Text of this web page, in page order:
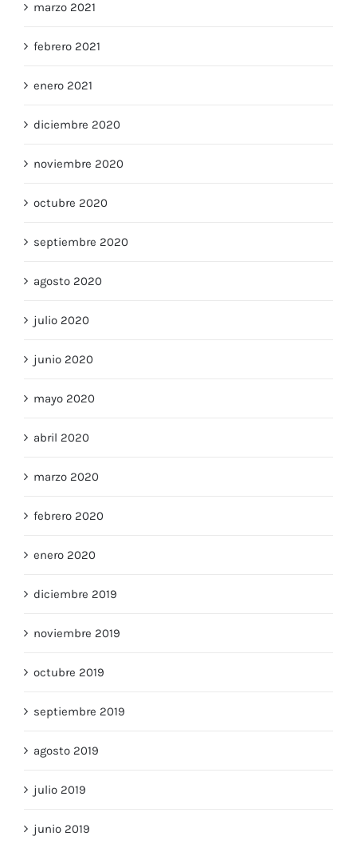
marzo 2021
febrero 2021
enero 2021
diciembre 2020
noviembre 2020
octubre 2020
septiembre 2020
agosto 2020
julio 2020
junio 2020
mayo 2020
abril 2020
marzo 2020
febrero 2020
enero 2020
diciembre 2019
noviembre 2019
octubre 2019
septiembre 2019
agosto 2019
julio 2019
junio 2019